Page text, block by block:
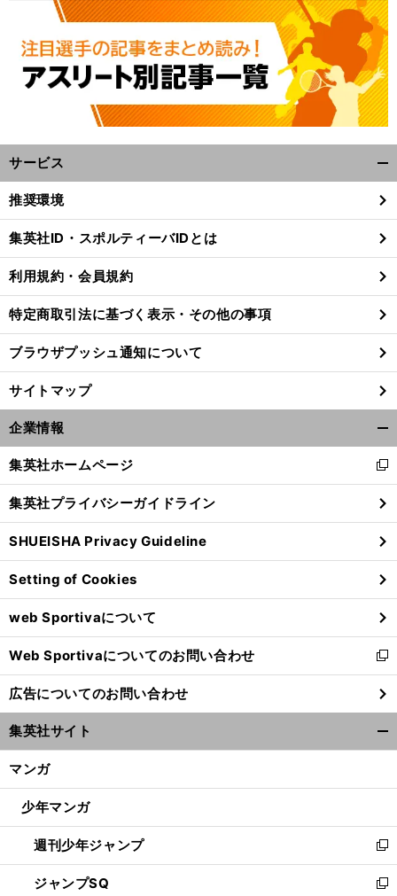
1
9
。
！
サービス
閉
る
推奨環境
集英社ID・スポルティーバIDとは
利用規約・会員規約
特定商取引法に基づく表示・その他の事項
ブラウザプッシュ通知について
サイトマップ
企業情報
閉
る
集英社ホームページ
新
し
い
ウ
ィ
ン
ド
ウ
で
開
く
集英社プライバシーガイドライン
SHUEISHA Privacy Guideline
Setting of Cookies
web Sportivaについて
Web Sportivaについてのお問い合わせ
新
し
い
ウ
ィ
ン
ウ
開
く
広告についてのお問い合わせ
集英社サイト
マンガ
少年マンガ
週刊少年ジャンプ
新
し
い
ジャンプSQ
新